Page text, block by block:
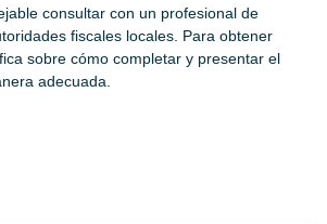
consultar con un profesional de
fiscales locales. Para obtener
sobre cómo completar y presentar el
adecuada.